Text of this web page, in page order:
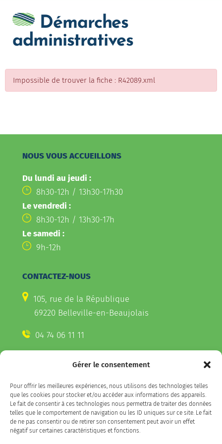
Gérer le consentement
Pour offrir les meilleures expériences, nous utilisons des technologies telles
que les cookies pour stocker et/ou accéder aux informations des appareils.
Le fait de consentir à ces technologies nous permettra de traiter des données
telles que le comportement de navigation ou les ID uniques sur ce site. Le fait
de ne pas consentir ou de retirer son consentement peut avoir un effet
négatif sur certaines caractéristiques et fonctions.
Démarches
administratives
Impossible de trouver la fiche : R42089.xml
NOUS VOUS ACCUEILLONS
Du lundi au jeudi :
8h30-12h / 13h30-17h30
Le vendredi :
8h30-12h / 13h30-17h
Le samedi :
9h-12h
CONTACTEZ-NOUS
105, rue de la République
69220 Belleville-en-Beaujolais
04 74 06 11 11
CONTACTEZ-NOUS
Télécharger l'appli Belleville
sur votre smartphone